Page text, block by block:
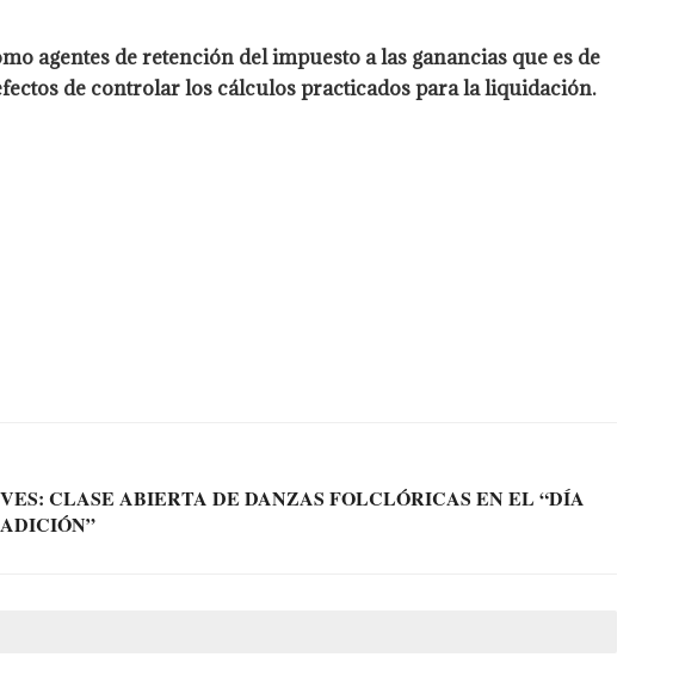
agentes de retención del impuesto a las ganancias que es de
de controlar los cálculos practicados para la liquidación.
CLASE ABIERTA DE DANZAS FOLCLÓRICAS EN EL “DÍA